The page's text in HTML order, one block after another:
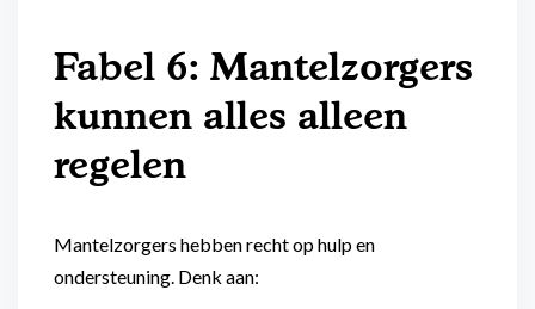
Fabel 6: Mantelzorgers
kunnen alles alleen
regelen
Mantelzorgers hebben recht op hulp en
ondersteuning. Denk aan: